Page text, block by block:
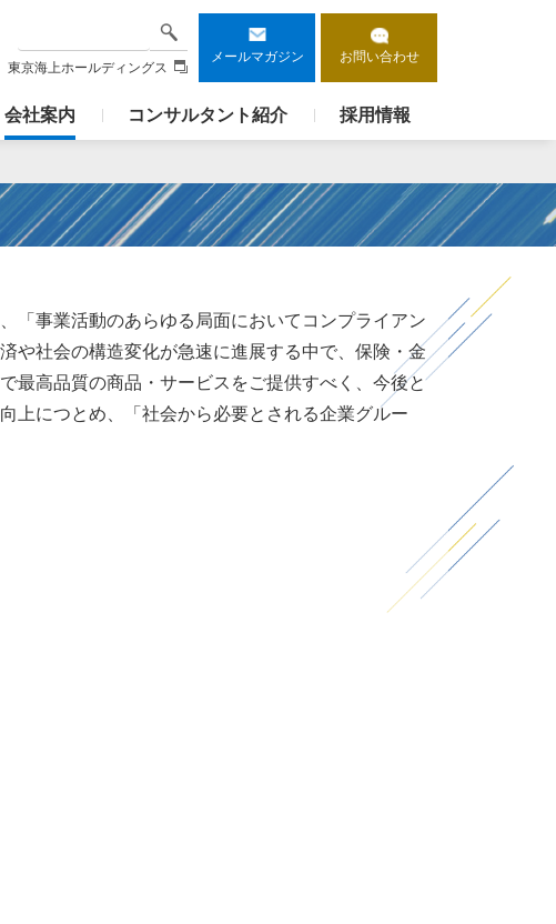
会社案内 コンサルタント紹介 採用情報
メールマガジン お問い合わせ
検索
東京海上ホールディングス
「事業活動のあらゆる局面においてコンプライアン
や社会の構造変化が急速に進展する中で、保険・金
最高品質の商品・サービスをご提供すべく、今後と
上につとめ、「社会から必要とされる企業グルー